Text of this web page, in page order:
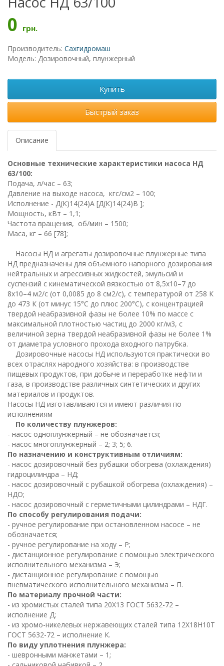
0 грн.
Производитель: Сахгидромаш
Модель: Дозировочный, плунжерный
Купить
Быстрый заказ
Описание
Основные технические характеристики насоса НД
63/100:
Подача, л/час – 63;
Давление на выходе насоса, кгс/см2 – 100;
Исполнение - Д(К)14(24)А [Д(К)14(24)В ];
Мощность, кВт – 1,1;
Частота вращения, об/мин – 1500;
Маса, кг – 66 [78];
Насосы НД и агрегаты дозировочные плунжерные типа
НД предназначены для объемного напорного дозирования
нейтральных и агрессивных жидкостей, эмульсий и
суспензий с кинематической вязкостью от 8,5х10–7 до
8х10–4 м2/с (от 0,0085 до 8 см2/с), с температурой от 258 К
до 473 К (от минус 15°С до плюс 200°С), с концентрацией
твердой неабразивной фазы не более 10% по массе с
максимальной плотностью частиц до 2000 кг/м3, с
величиной зерна твердой неабразивной фазы не более 1%
от диаметра условного прохода входного патрубка.
Дозировочные насосы НД используются практически во
всех отраслях народного хозяйства: в производстве
пищевых продуктов, при добыче и переработке нефти и
газа, в производстве различных синтетических и других
материалов и продуктов.
Насосы НД изготавливаются и имеют различия по
исполнениям
По количеству плунжеров:
- насос одноплунжерный – не обозначается;
- насос многоплунжерный – 2; 3; 5; 6.
По назначению и конструктивным отличиям:
- насос дозировочный без рубашки обогрева (охлаждения)
гидроцилиндра – НД;
- насос дозировочный с рубашкой обогрева (охлаждения) –
НДО;
- насос дозировочный с герметичными цилиндрами – НДГ.
По способу регулирования подачи:
- ручное регулирование при остановленном насосе – не
обозначается;
- ручное регулирование на ходу – Р;
- дистанционное регулирование с помощью электрического
исполнительного механизма – Э;
- дистанционное регулирование с помощью
пневматического исполнительного механизма – П.
По материалу прочной части:
- из хромистых сталей типа 20Х13 ГОСТ 5632-72 –
исполнение Д;
- из хромо-никелевых нержавеющих сталей типа 12Х18Н10Т
ГОСТ 5632-72 – исполнение К.
По виду уплотнения плунжера:
- шевронными манжетами – 1;